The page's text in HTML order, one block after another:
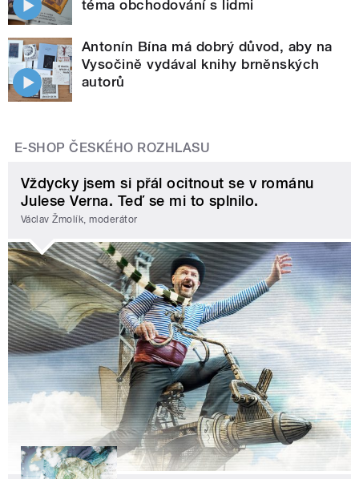
téma obchodování s lidmi
Antonín Bína má dobrý důvod, aby na
Vysočině vydával knihy brněnských
autorů
E-SHOP ČESKÉHO ROZHLASU
Vždycky jsem si přál ocitnout se v románu
Julese Verna. Teď se mi to splnilo.
Václav Žmolík, moderátor